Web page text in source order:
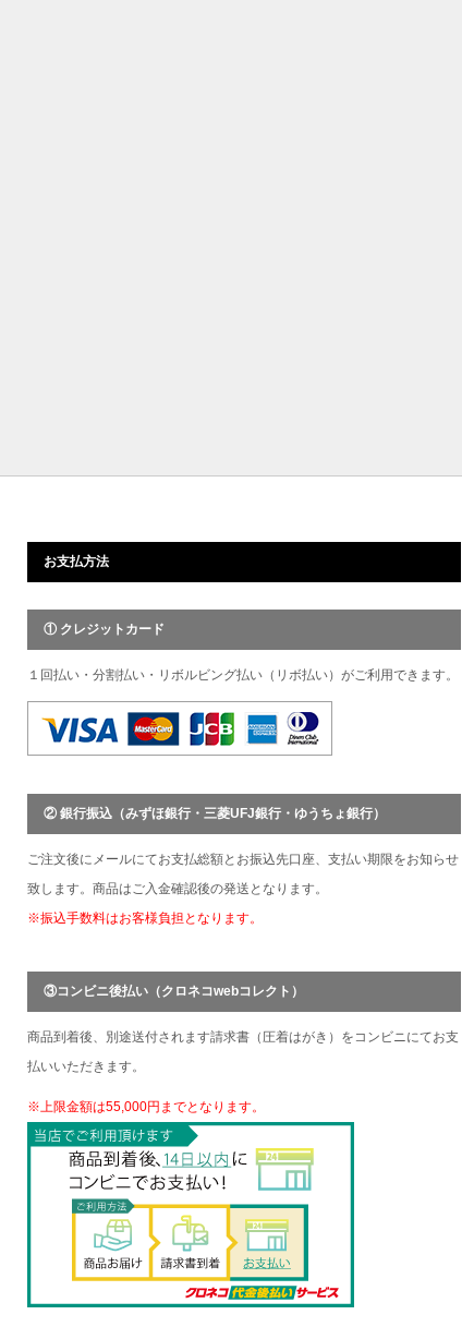
お支払方法
① クレジットカード
１回払い・分割払い・リボルビング払い（リボ払い）がご利用できます。
② 銀行振込（みずほ銀行・三菱UFJ銀行・ゆうちょ銀行）
ご注文後にメールにてお支払総額とお振込先口座、支払い期限をお知らせ
致します。商品はご入金確認後の発送となります。
※振込手数料はお客様負担となります。
③コンビニ後払い（クロネコwebコレクト）
商品到着後、別途送付されます請求書（圧着はがき）をコンビニにてお支
払いいただきます。
※上限金額は55,000円までとなります。